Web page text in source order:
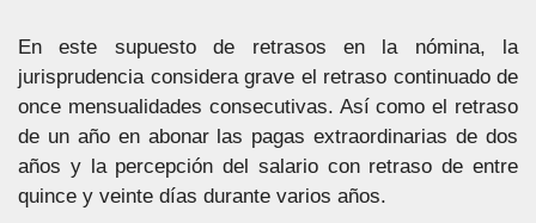
En este supuesto de retrasos en la nómina, la
jurisprudencia considera grave el retraso continuado de
once mensualidades consecutivas. Así como el retraso
de un año en abonar las pagas extraordinarias de dos
años y la percepción del salario con retraso de entre
quince y veinte días durante varios años.